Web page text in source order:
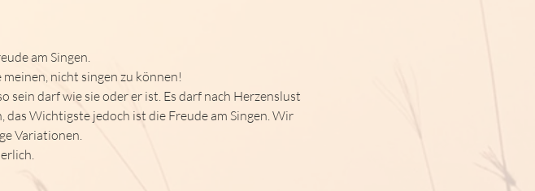
am Singen.
nicht singen zu können!
sein darf wie sie oder er ist. Es darf nach Herzenslust
Wichtigste jedoch ist die Freude am Singen. Wir
Variationen.